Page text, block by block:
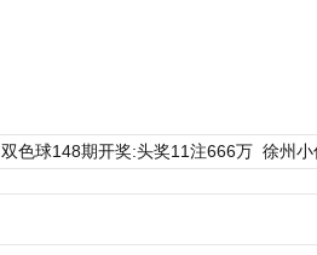
双色球148期开奖:头奖11注666万 徐州